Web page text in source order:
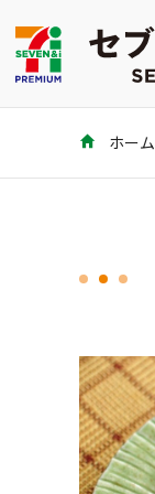
ホーム